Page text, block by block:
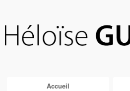
Accueil